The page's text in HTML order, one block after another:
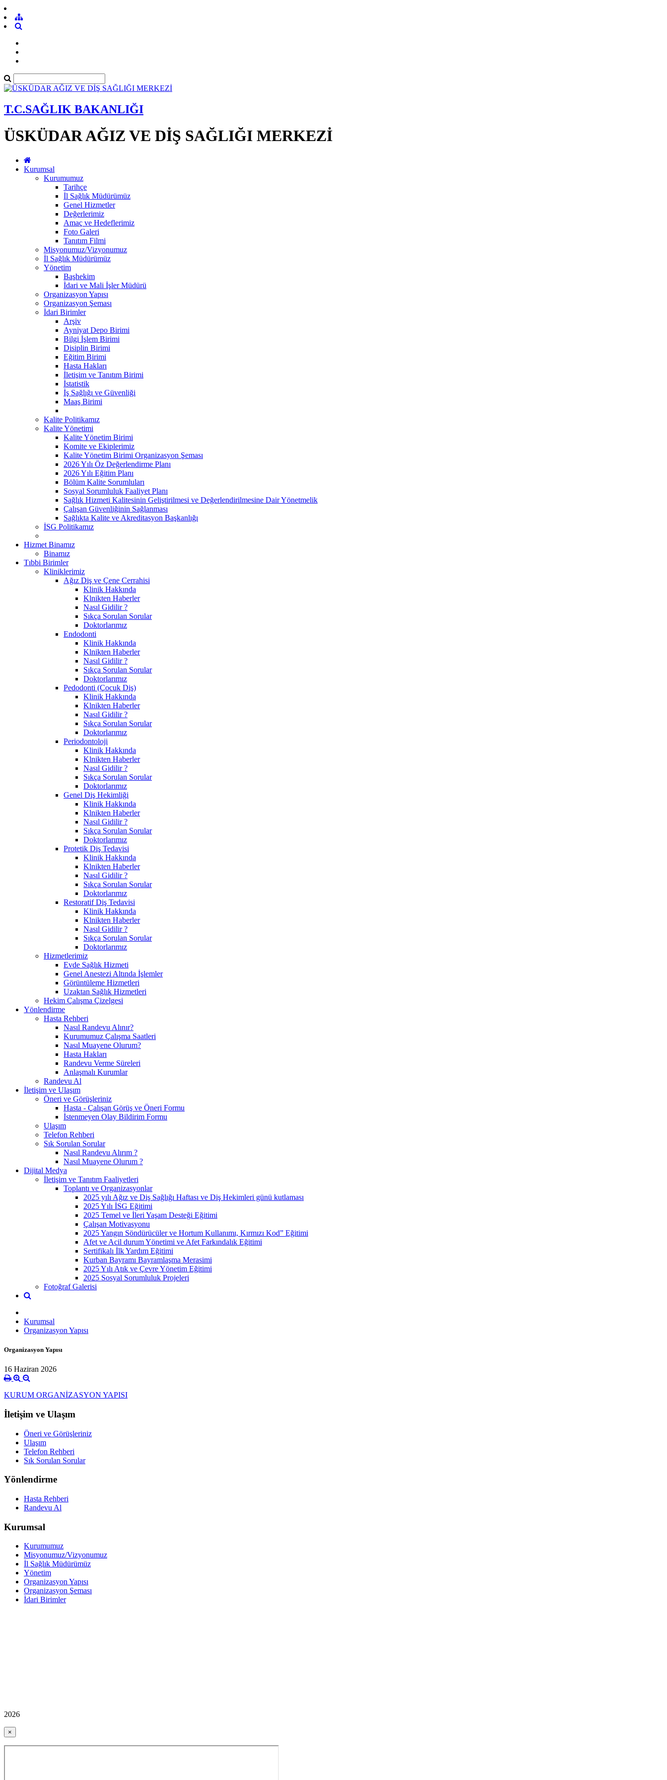
T.C.SAĞLIK BAKANLIĞI
ÜSKÜDAR AĞIZ VE DİŞ SAĞLIĞI MERKEZİ
Kurumsal
Kurumumuz
Tarihçe
İl Sağlık Müdürümüz
Genel Hizmetler
Değerlerimiz
Amaç ve Hedeflerimiz
Foto Galeri
Tanıtım Filmi
Misyonumuz/Vizyonumuz
İl Sağlık Müdürümüz
Yönetim
Başhekim
İdari ve Mali İşler Müdürü
Organizasyon Yapısı
Organizasyon Şeması
İdari Birimler
Arşiv
Ayniyat Depo Birimi
Bilgi İşlem Birimi
Disiplin Birimi
Eğitim Birimi
Hasta Hakları
İletişim ve Tanıtım Birimi
İstatistik
İş Sağlığı ve Güvenliği
Maaş Birimi
Kalite Politikamız
Kalite Yönetimi
Kalite Yönetim Birimi
Komite ve Ekiplerimiz
Kalite Yönetim Birimi Organizasyon Şeması
2026 Yılı Öz Değerlendirme Planı
2026 Yılı Eğitim Planı
Bölüm Kalite Sorumluları
Sosyal Sorumluluk Faaliyet Planı
Sağlık Hizmeti Kalitesinin Geliştirilmesi ve Değerlendirilmesine Dair Yönetmelik
Çalışan Güvenliğinin Sağlanması
Sağlıkta Kalite ve Akreditasyon Başkanlığı
İSG Politikamız
Hizmet Binamız
Binamız
Tıbbi Birimler
Kliniklerimiz
Ağız Diş ve Çene Cerrahisi
Klinik Hakkında
Klnikten Haberler
Nasıl Gidilir ?
Sıkça Sorulan Sorular
Doktorlarımız
Endodonti
Klinik Hakkında
Klnikten Haberler
Nasıl Gidilir ?
Sıkça Sorulan Sorular
Doktorlarımız
Pedodonti (Çocuk Diş)
Klinik Hakkında
Klnikten Haberler
Nasıl Gidilir ?
Sıkça Sorulan Sorular
Doktorlarımız
Periodontoloji
Klinik Hakkında
Klnikten Haberler
Nasıl Gidilir ?
Sıkça Sorulan Sorular
Doktorlarımız
Genel Diş Hekimliği
Klinik Hakkında
Klnikten Haberler
Nasıl Gidilir ?
Sıkça Sorulan Sorular
Doktorlarımız
Protetik Diş Tedavisi
Klinik Hakkında
Klnikten Haberler
Nasıl Gidilir ?
Sıkça Sorulan Sorular
Doktorlarımız
Restoratif Diş Tedavisi
Klinik Hakkında
Klnikten Haberler
Nasıl Gidilir ?
Sıkça Sorulan Sorular
Doktorlarımız
Hizmetlerimiz
Evde Sağlık Hizmeti
Genel Anestezi Altında İşlemler
Görüntüleme Hizmetleri
Uzaktan Sağlık Hizmetleri
Hekim Çalışma Çizelgesi
Yönlendirme
Hasta Rehberi
Nasıl Randevu Alınır?
Kurumumuz Çalışma Saatleri
Nasıl Muayene Olurum?
Hasta Hakları
Randevu Verme Süreleri
Anlaşmalı Kurumlar
Randevu Al
İletişim ve Ulaşım
Öneri ve Görüşleriniz
Hasta - Çalışan Görüş ve Öneri Formu
İstenmeyen Olay Bildirim Formu
Ulaşım
Telefon Rehberi
Sık Sorulan Sorular
Nasıl Randevu Alırım ?
Nasıl Muayene Olurum ?
Dijital Medya
İletişim ve Tanıtım Faaliyetleri
Toplantı ve Organizasyonlar
2025 yılı Ağız ve Diş Sağlığı Haftası ve Diş Hekimleri günü kutlaması
2025 Yılı İSG Eğitimi
2025 Temel ve İleri Yaşam Desteği Eğitimi
Çalışan Motivasyonu
2025 Yangın Söndürücüler ve Hortum Kullanımı, Kırmızı Kod” Eğitimi
Afet ve Acil durum Yönetimi ve Afet Farkındalık Eğitimi
Sertifikalı İlk Yardım Eğitimi
Kurban Bayramı Bayramlaşma Merasimi
2025 Yılı Atık ve Çevre Yönetim Eğitimi
2025 Sosyal Sorumluluk Projeleri
Fotoğraf Galerisi
Kurumsal
Organizasyon Yapısı
Organizasyon Yapısı
16 Haziran 2026
KURUM ORGANİZASYON YAPISI
İletişim ve Ulaşım
Öneri ve Görüşleriniz
Ulaşım
Telefon Rehberi
Sık Sorulan Sorular
Yönlendirme
Hasta Rehberi
Randevu Al
Kurumsal
Kurumumuz
Misyonumuz/Vizyonumuz
İl Sağlık Müdürümüz
Yönetim
Organizasyon Yapısı
Organizasyon Şeması
İdari Birimler
2026
×